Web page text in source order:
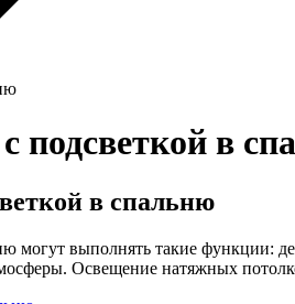
подсветкой в
в спальню
могут выполнять такие функции:
Освещение натяжных